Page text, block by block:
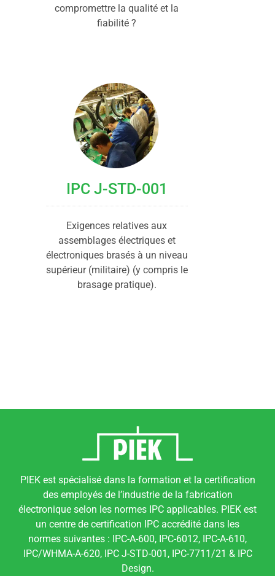
compromettre la qualité et la
fiabilité ?
IPC J-STD-001
Exigences relatives aux
assemblages électriques et
électroniques brasés à un niveau
supérieur (militaire) (y compris le
brasage pratique).
PIEK est spécialisé dans la formation et la certification
des employés de l’industrie de la fabrication
électronique selon les normes IPC applicables. PIEK est
un centre de certification IPC accrédité dans les
normes suivantes : IPC-A-600, IPC-6012, IPC-A-610,
IPC/WHMA-A-620, IPC J-STD-001, IPC-7711/21 & IPC
Design.